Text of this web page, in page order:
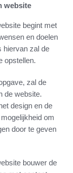
website
begint met
en doelen
hiervan zal de
opstellen.
zal de
de website.
design en de
om
door te geven
bouwer de